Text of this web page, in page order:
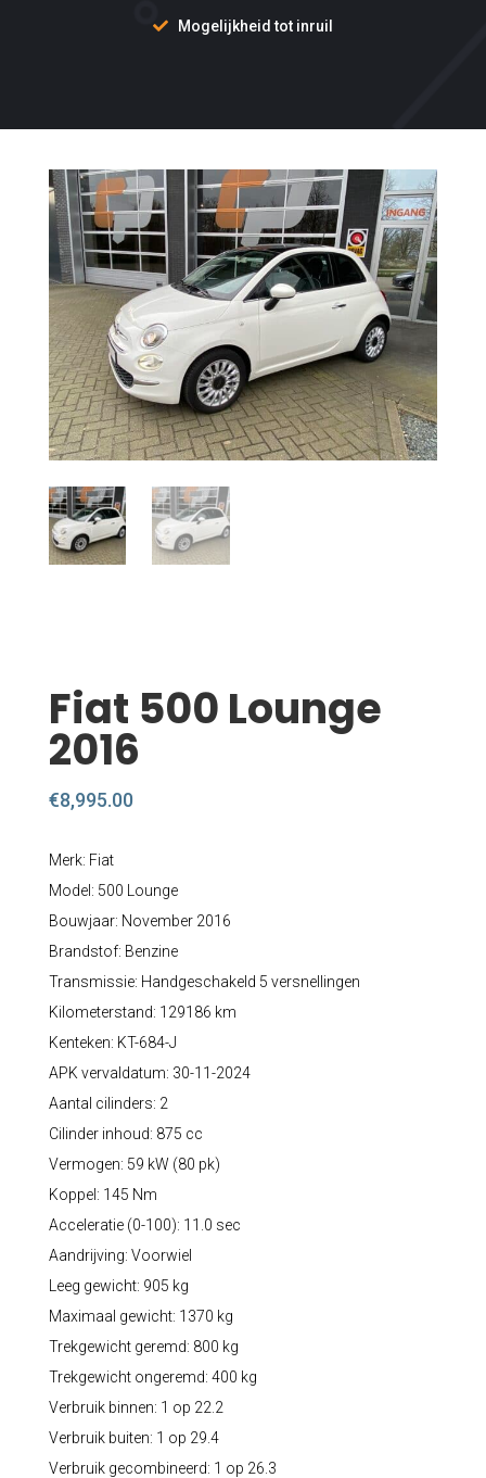
Mogelijkheid tot inruil
Fiat 500 Lounge
2016
€8,995.00
Merk: Fiat
Model: 500 Lounge
Bouwjaar: November 2016
Brandstof: Benzine
Transmissie: Handgeschakeld 5 versnellingen
Kilometerstand: 129186 km
Kenteken: KT-684-J
APK vervaldatum: 30-11-2024
Aantal cilinders: 2
Cilinder inhoud: 875 cc
Vermogen: 59 kW (80 pk)
Koppel: 145 Nm
Acceleratie (0-100): 11.0 sec
Aandrijving: Voorwiel
Leeg gewicht: 905 kg
Maximaal gewicht: 1370 kg
Trekgewicht geremd: 800 kg
Trekgewicht ongeremd: 400 kg
Verbruik binnen: 1 op 22.2
Verbruik buiten: 1 op 29.4
Verbruik gecombineerd: 1 op 26.3